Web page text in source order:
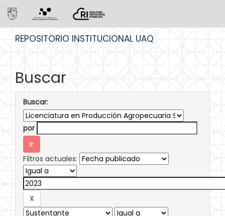
REPOSITORIO INSTITUCIONAL UAQ
Buscar
Buscar:
por
Filtros actuales: